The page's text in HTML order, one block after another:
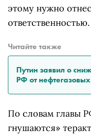
этому нужно
ответственностью.
Читайте также
Путин заявил о
РФ от
По словам главы
гнушаются»